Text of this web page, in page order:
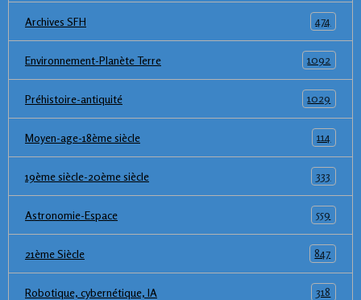
Archives SFH 474
Environnement-Planète Terre 1092
Préhistoire-antiquité 1029
Moyen-age-18ème siècle 114
19ème siècle-20ème siècle 333
Astronomie-Espace 559
21ème Siècle 847
Robotique, cybernétique, IA 318